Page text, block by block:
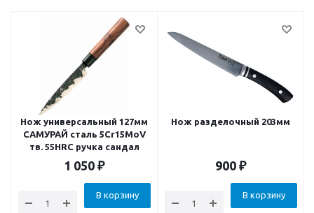
Нож универсальный 127мм
САМУРАЙ сталь 5Cr15MoV
тв. 55HRC ручка сандал
1 050 ₽
В корзину
Нож разделочный 203мм
900 ₽
В корзину